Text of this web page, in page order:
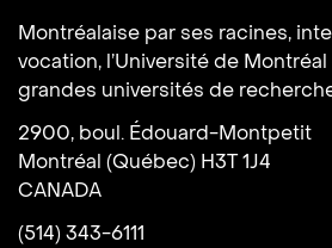
Montréalaise par ses racines,
vocation, l’Université de
grandes universités de
2900, boul. Édouard-Montpetit
Montréal (Québec) H3T 1J4
CANADA
(514) 343-6111